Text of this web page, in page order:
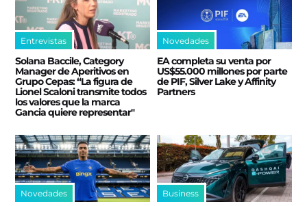
Entrevistas
Solana Baccile, Category
Manager de Aperitivos en
Grupo Cepas: “La figura de
Lionel Scaloni transmite todos
los valores que la marca
Gancia quiere representar"
Novedades
EA completa su venta por
US$55.000 millones por parte
de PIF, Silver Lake y Affinity
Partners
Novedades Business